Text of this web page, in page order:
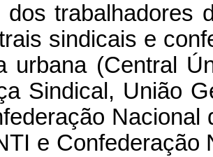
dos trabalhadores
sindicais e
urbana (Central
Sindical, União
Nacional
e Confederação